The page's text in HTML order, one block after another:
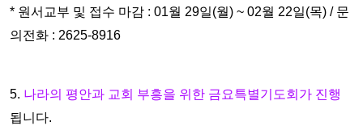
* 원서교부 및 접수 마감 : 01월 29일(월) ~ 02월 22일(목) / 문
의전화 : 2625-8916
5. 나라의 평안과 교회 부흥을 위한 금요특별기도회가 진행
됩니다.